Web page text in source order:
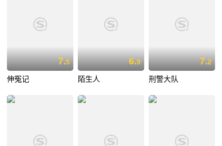
7.5
伸冤记
6.9
陌生人
7.2
刑警大队